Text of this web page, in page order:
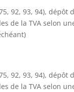
92, 93, 94),
de la TVA selon
92, 93, 94),
de la TVA selon